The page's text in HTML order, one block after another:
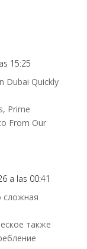
15:25
Dubai Quickly
Prime
From Our
a las 00:41
сложная
также